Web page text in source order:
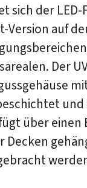
sich der LED-
Version auf
Der
über
Decken